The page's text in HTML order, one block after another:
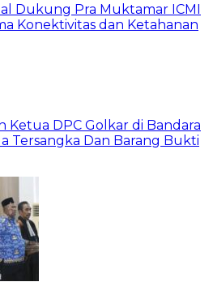
Dukung Pra Muktamar ICMI
Konektivitas dan Ketahanan
Ketua DPC Golkar di Bandara
Tersangka Dan Barang Bukti